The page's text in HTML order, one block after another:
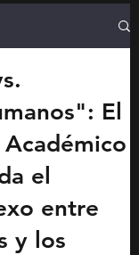
El
el
entre
y los